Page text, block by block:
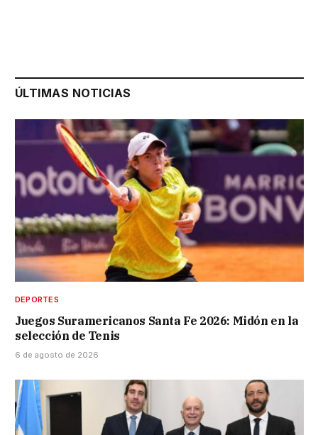
ÚLTIMAS NOTICIAS
DEPORTES
Juegos Suramericanos Santa Fe 2026: Midón en la
selección de Tenis
6 de agosto de 2026